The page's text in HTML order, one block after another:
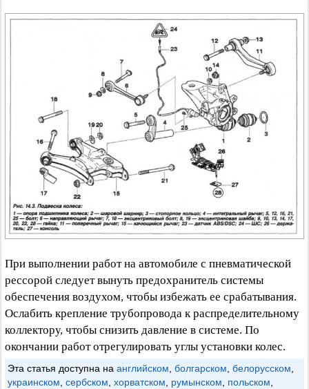
При выполнении работ на автомобиле с пневматической
рессорой следует вынуть предохранитель системы
обеспечения воздухом, чтобы избежать ее срабатывания.
Ослабить крепление трубопровода к распределительному
коллектору, чтобы снизить давление в системе. По
окончании работ отрегулировать углы установки колес.
Эта статья доступна на английском, болгарском, белорусском,
украинском, сербском, хорватском, румынском, польском,